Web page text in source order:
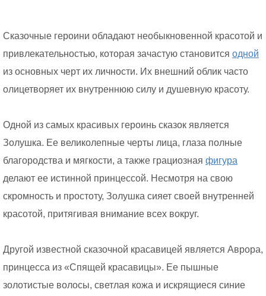
Сказочные героини обладают необыкновенной красотой и
привлекательностью, которая зачастую становится одной
из основных черт их личности. Их внешний облик часто
олицетворяет их внутреннюю силу и душевную красоту.
Одной из самых красивых героинь сказок является
Золушка. Ее великолепные черты лица, глаза полные
благородства и мягкости, а также грациозная фигура
делают ее истинной принцессой. Несмотря на свою
скромность и простоту, Золушка сияет своей внутренней
красотой, притягивая внимание всех вокруг.
Другой известной сказочной красавицей является Аврора,
принцесса из «Спящей красавицы». Ее пышные
золотистые волосы, светлая кожа и искрящиеся синие